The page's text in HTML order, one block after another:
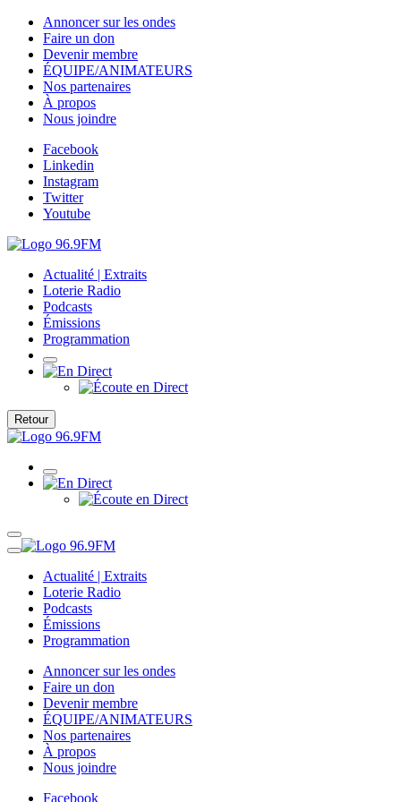
Annoncer sur les ondes
Faire un don
Devenir membre
ÉQUIPE/ANIMATEURS
Nos partenaires
À propos
Nous joindre
Facebook
Linkedin
Instagram
Twitter
Youtube
Actualité | Extraits
Loterie Radio
Podcasts
Émissions
Programmation
Retour
Actualité | Extraits
Loterie Radio
Podcasts
Émissions
Programmation
Annoncer sur les ondes
Faire un don
Devenir membre
ÉQUIPE/ANIMATEURS
Nos partenaires
À propos
Nous joindre
Facebook